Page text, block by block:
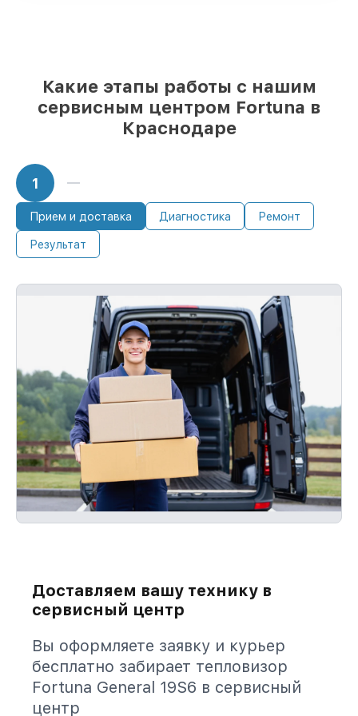
Какие этапы работы с нашим
сервисным центром Fortuna в
Краснодаре
1
Прием и доставка Диагностика Ремонт
Результат
Доставляем вашу технику в
сервисный центр
Вы оформляете заявку и курьер
бесплатно забирает тепловизор
Fortuna General 19S6 в сервисный
центр